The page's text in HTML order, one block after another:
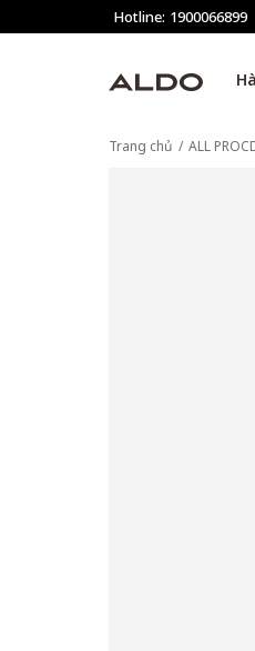
Hotline: 1900066899
thêm 8% tất cả sản phẩm ở bước
Trang chủ ALL